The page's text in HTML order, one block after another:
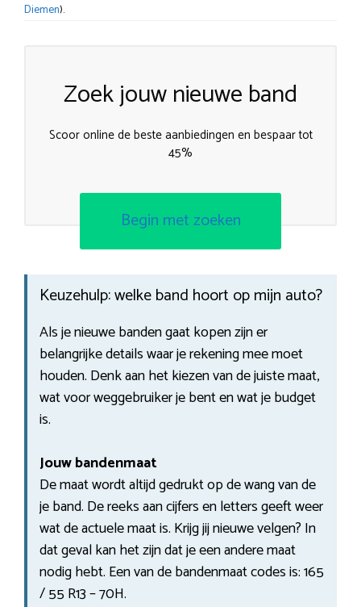
Diemen).
Zoek jouw nieuwe band
Scoor online de beste aanbiedingen en bespaar tot
45%
Begin met zoeken
Keuzehulp: welke band hoort op mijn auto?
Als je nieuwe banden gaat kopen zijn er
belangrijke details waar je rekening mee moet
houden. Denk aan het kiezen van de juiste maat,
wat voor weggebruiker je bent en wat je budget
is.
Jouw bandenmaat
De maat wordt altijd gedrukt op de wang van de
je band. De reeks aan cijfers en letters geeft weer
wat de actuele maat is. Krijg jij nieuwe velgen? In
dat geval kan het zijn dat je een andere maat
nodig hebt. Een van de bandenmaat codes is: 165
/ 55 R13 – 70H.